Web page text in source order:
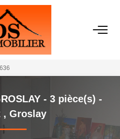
- 3 pièce(s) -
, Groslay